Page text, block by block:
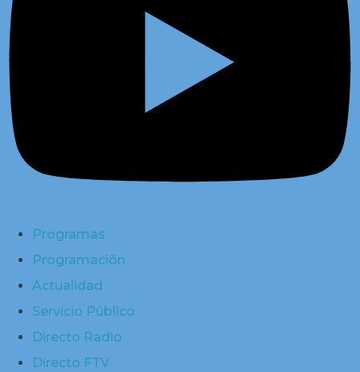
Programas
Programación
Actualidad
Servicio Público
Directo Radio
Directo FTV